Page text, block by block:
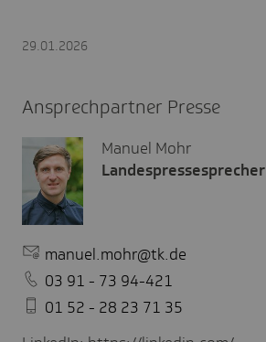
29.01.2026
Ansprechpartner Presse
Manuel Mohr
Landespressesprecher
manuel.mohr@tk.de
03 91 - 73 94-421
01 52 - 28 23 71 35